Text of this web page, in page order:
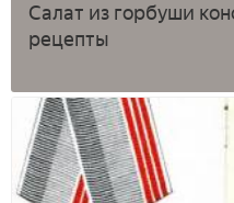
Салат из горбуши
рецепты